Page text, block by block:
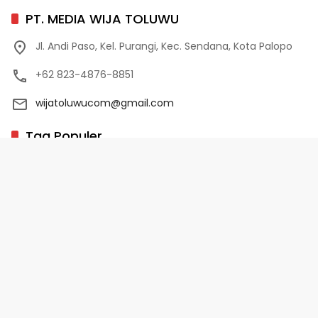
PT. MEDIA WIJA TOLUWU
Jl. Andi Paso, Kel. Purangi, Kec. Sendana, Kota Palopo
+62 823-4876-8851
wijatoluwucom@gmail.com
Tag Populer